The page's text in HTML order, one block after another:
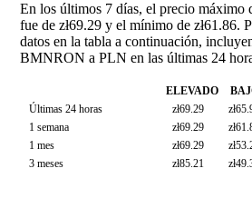
En los últimos 7 días, el precio
fue de zł69.29 y el mínimo de zł61.86.
datos en la tabla a continuación,
BMNRON a PLN en las últimas 24
ELEVADO
Últimas 24 horas
zł69.29
1 semana
zł69.29
1 mes
zł69.29
3 meses
zł85.21